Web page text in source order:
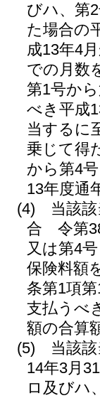
びハ、第
た場合の
成13年4
での月数
第1号か
べき平成
当するに
乗じて得
から第4
13年度通
(4)
当該
合 令第
又は第4
保険料額
条第1項
支払うべ
額の合算
(5)
当該
14年3月
ロ及びハ